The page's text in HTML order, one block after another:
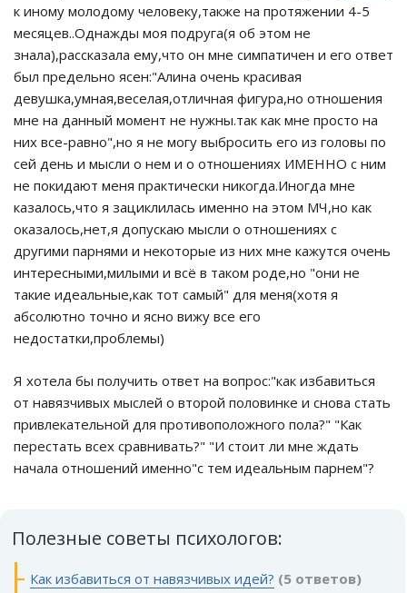
к иному молодому человеку,также на протяжении 4-5
месяцев..Однажды моя подруга(я об этом не
знала),рассказала ему,что он мне симпатичен и его ответ
был предельно ясен:"Алина очень красивая
девушка,умная,веселая,отличная фигура,но отношения
мне на данный момент не нужны.так как мне просто на
них все-равно",но я не могу выбросить его из головы по
сей день и мысли о нем и о отношениях ИМЕННО с ним
не покидают меня практически никогда.Иногда мне
казалось,что я зациклилась именно на этом МЧ,но как
оказалось,нет,я допускаю мысли о отношениях с
другими парнями и некоторые из них мне кажутся очень
интересными,милыми и всё в таком роде,но "они не
такие идеальные,как тот самый" для меня(хотя я
абсолютно точно и ясно вижу все его
недостатки,проблемы)
Я хотела бы получить ответ на вопрос:"как избавиться
от навязчивых мыслей о второй половинке и снова стать
привлекательной для противоположного пола?" "Как
перестать всех сравнивать?" "И стоит ли мне ждать
начала отношений именно"с тем идеальным парнем"?
Полезные советы психологов:
Как избавиться от навязчивых идей? (5 ответов)